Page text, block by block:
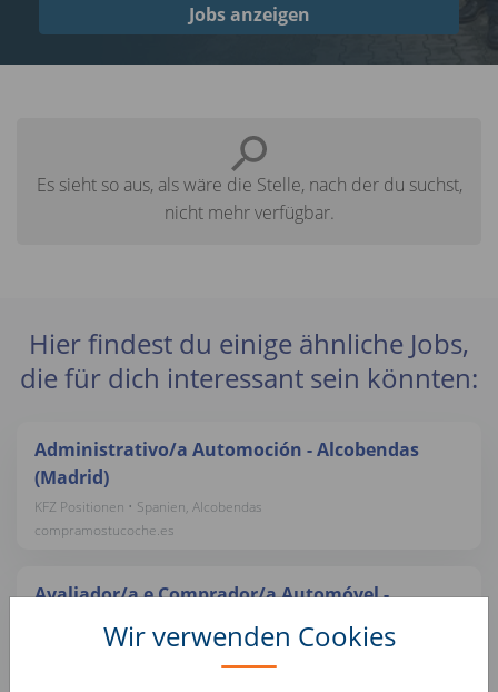
Wir verwenden Cookies
Jobs anzeigen
Es sieht so aus, als wäre die Stelle, nach der du suchst,
nicht mehr verfügbar.
Hier findest du einige ähnliche Jobs,
die für dich interessant sein könnten:
Administrativo/a Automoción - Alcobendas
(Madrid)
KFZ Positionen • Spanien, Alcobendas
compramostucoche.es
Avaliador/a e Comprador/a Automóvel -
Alfragide (M/F/D)
Fahrzeugbewertung • Portugal, Alfragide